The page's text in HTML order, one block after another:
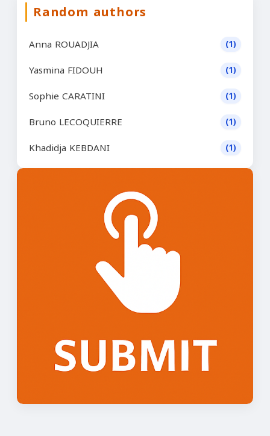
Random authors
Anna ROUADJIA (1)
Yasmina FIDOUH (1)
Sophie CARATINI (1)
Bruno LECOQUIERRE (1)
Khadidja KEBDANI (1)